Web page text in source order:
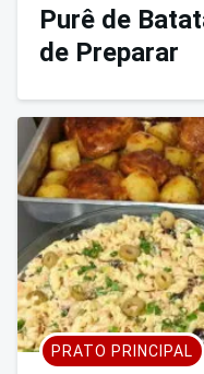
Purê de
de Preparar
PRATO PRINCIPAL